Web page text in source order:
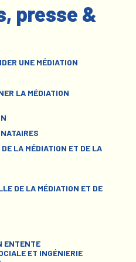
presse &
UNE MÉDIATION
LA MÉDIATION
LA MÉDIATION ET DE LA
DE LA MÉDIATION ET DE
ENTENTE
ET INGÉNIERIE